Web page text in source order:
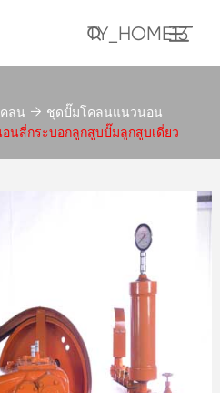
TY_HOME13
ลน
ชุดปั๊มโคลนแนวนอน
นสี่กระบอกลูกสูบปั๊มลูกสูบเดี่ยว